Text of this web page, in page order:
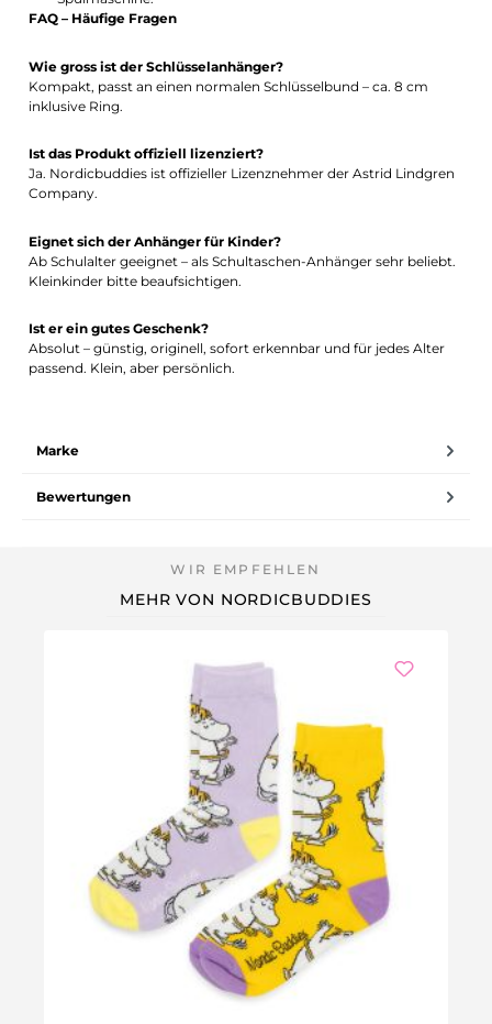
FAQ – Häufige Fragen
Wie gross ist der Schlüsselanhänger?
Kompakt, passt an einen normalen Schlüsselbund – ca. 8 cm
inklusive Ring.
Ist das Produkt offiziell lizenziert?
Ja. Nordicbuddies ist offizieller Lizenznehmer der Astrid Lindgren
Company.
Eignet sich der Anhänger für Kinder?
Ab Schulalter geeignet – als Schultaschen-Anhänger sehr beliebt.
Kleinkinder bitte beaufsichtigen.
Ist er ein gutes Geschenk?
Absolut – günstig, originell, sofort erkennbar und für jedes Alter
passend. Klein, aber persönlich.
Marke
Bewertungen
MEHR VON NORDICBUDDIES